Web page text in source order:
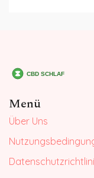
Menü
Über Uns